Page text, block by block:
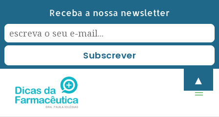
content
Receba a nossa newsletter
▲